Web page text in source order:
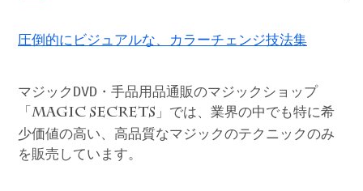
圧倒的にビジュアルな、カラーチェンジ技法集
マジックDVD・手品用品通販のマジックショップ
「 MAGIC SECRETS 」では、業界の中でも特に希
少価値の高い、高品質なマジックのテクニックのみ
を販売しています。